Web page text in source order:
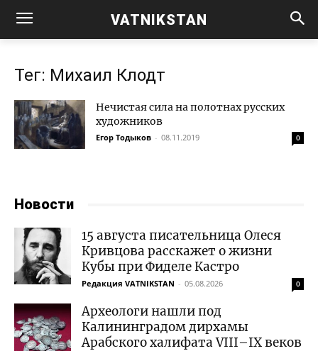
VATNIKSTAN
Тег: Михаил Клодт
Нечистая сила на полотнах русских
художников
Егор Тодыков - 08.11.2019 0
Новости
15 августа писательница Олеся
Кривцова расскажет о жизни
Кубы при Фиделе Кастро
Редакция VATNIKSTAN - 05.08.2026 0
Археологи нашли под
Калининградом дирхамы
Арабского халифата VIII–IX веков